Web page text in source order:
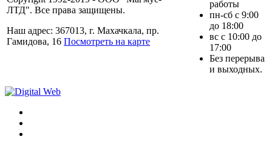
ЛТД". Все права защищены.
Наш адрес: 367013, г. Махачкала, пр.
Гамидова, 16 Посмотреть на карте
работы
пн-сб с 9:00
до 18:00
вс с 10:00 до
17:00
Без перерыва
и выходных.